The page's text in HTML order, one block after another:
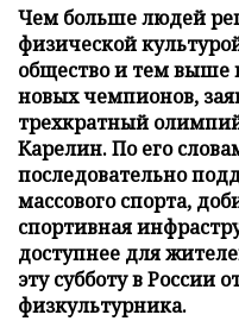
Чем больше людей
физической
общество и тем выше
новых чемпионов,
трехкратный
Карелин. По его
последовательно
массового спорта,
спортивная
доступнее для
эту субботу в России
физкультурника.